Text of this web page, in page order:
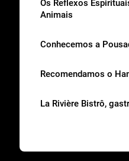
Os Reflexos
Animais
Conhecemos a
Recomendamos o
La Rivière Bistrô,